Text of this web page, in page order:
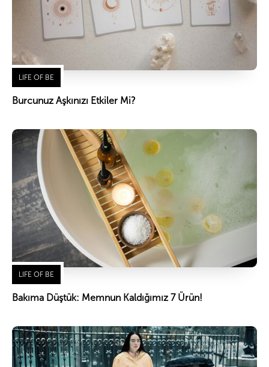
LIFE OF BE
Burcunuz Aşkınızı Etkiler Mi?
LIFE OF BE
Bakıma Düştük: Memnun Kaldığımız 7 Ürün!